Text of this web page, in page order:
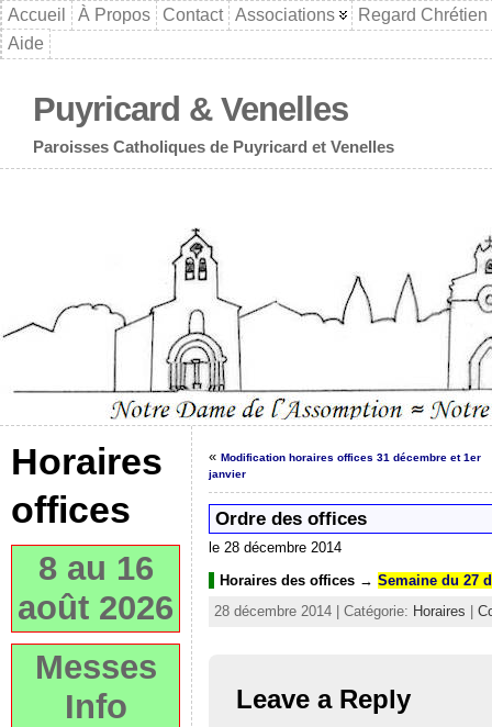
Accueil À Propos Contact Associations
Regard Chrétien
Aide
Puyricard & Venelles
Paroisses Catholiques de Puyricard et Venelles
Horaires
offices
8 au 16
août 2026
Messes
Info
« Modification horaires offices 31 décembre et 1er
janvier
Ordre des offices
le 28 décembre 2014
Horaires des offices → Semaine du 27
28 décembre 2014 | Catégorie: Horaires
Leave a Reply